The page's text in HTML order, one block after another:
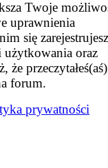
Twoje
uprawnienia
się
użytkowania oraz
przeczytałeś(aś)
forum.
prywatności